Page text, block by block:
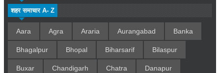
शहर समाचार A- Z
Aara Agra Araria Aurangabad Banka
Bhagalpur Bhopal Biharsarif Bilaspur
Buxar Chandigarh Chatra Danapur